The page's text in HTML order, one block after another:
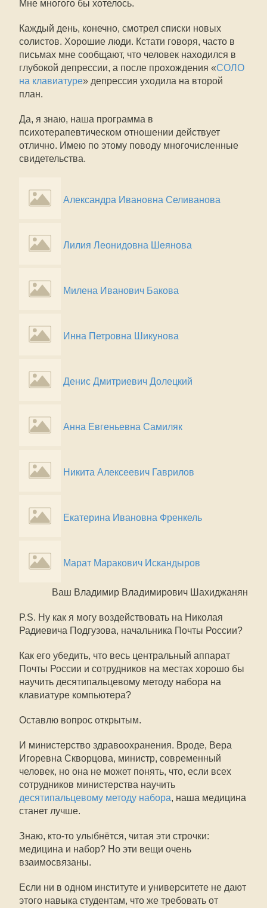
Мне многого бы хотелось.
Каждый день, конечно, смотрел списки новых
солистов. Хорошие люди. Кстати говоря, часто в
письмах мне сообщают, что человек находился в
глубокой депрессии, а после прохождения «СОЛО
на клавиатуре» депрессия уходила на второй
план.
Да, я знаю, наша программа в
психотерапевтическом отношении действует
отлично. Имею по этому поводу многочисленные
свидетельства.
Александра Ивановна Селиванова
Лилия Леонидовна Шеянова
Милена Иванович Бакова
Инна Петровна Шикунова
Денис Дмитриевич Долецкий
Анна Евгеньевна Самиляк
Никита Алексеевич Гаврилов
Екатерина Ивановна Френкель
Марат Маракович Искандыров
Ваш Владимир Владимирович Шахиджанян
P.S. Ну как я могу воздействовать на Николая
Радиевича Подгузова, начальника Почты России?
Как его убедить, что весь центральный аппарат
Почты России и сотрудников на местах хорошо бы
научить десятипальцевому методу набора на
клавиатуре компьютера?
Оставлю вопрос открытым.
И министерство здравоохранения. Вроде, Вера
Игоревна Скворцова, министр, современный
человек, но она не может понять, что, если всех
сотрудников министерства научить
десятипальцевому методу набора, наша медицина
станет лучше.
Знаю, кто-то улыбнётся, читая эти строчки:
медицина и набор? Но эти вещи очень
взаимосвязаны.
Если ни в одном институте и университете не дают
этого навыка студентам, что же требовать от